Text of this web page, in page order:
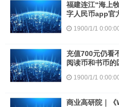
福建连江“海上
字人民币app官
1900/1/1
充值700元仍看
阅读币和书币的
1900/1/1
商业高研院｜